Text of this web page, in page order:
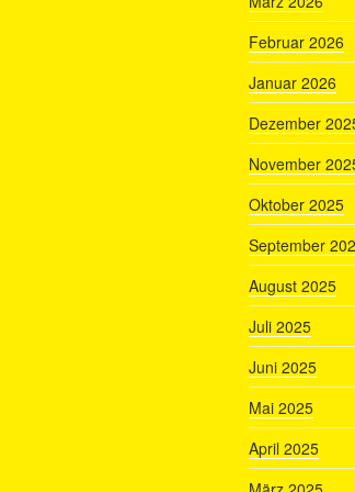
Februar 2026
Januar 2026
Dezember
November
Oktober 2025
September
August 2025
Juli 2025
Juni 2025
Mai 2025
April 2025